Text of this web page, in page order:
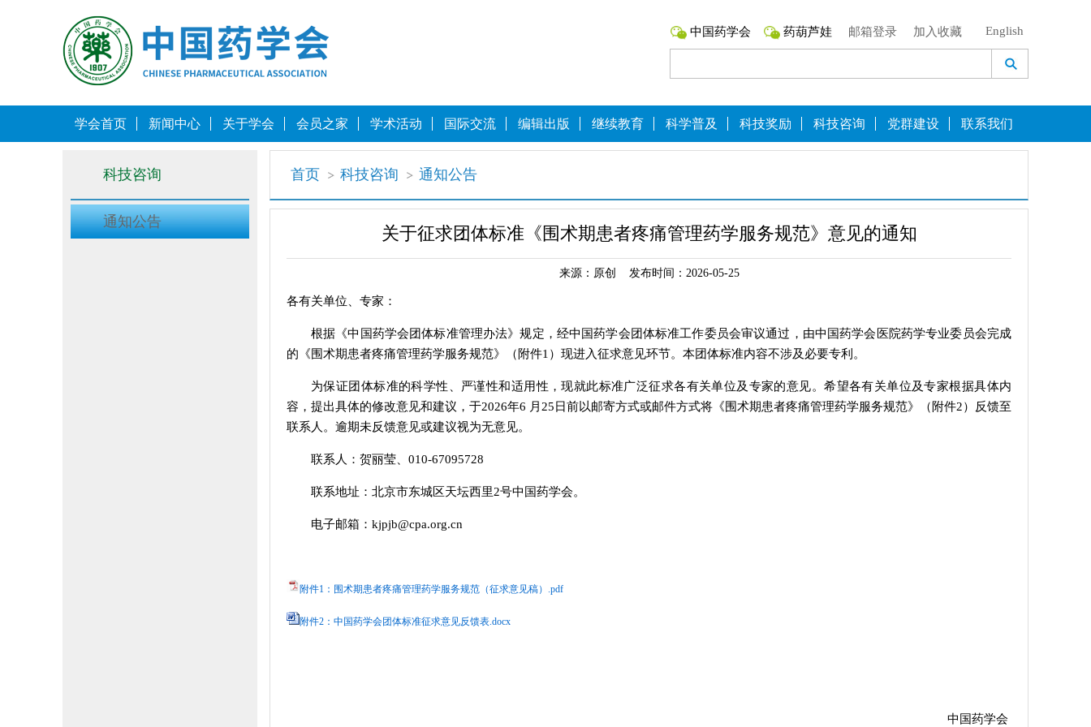
中国药学会 药葫芦娃 邮箱登录 加入收藏 English
学会首页 新闻中心 关于学会 会员之家 学术活动 国际交流 编辑出版 继续教育 科学普及 科技奖励 科技咨询 党群建设 联系我们
科技咨询
通知公告
首页 科技咨询 通知公告
关于征求团体标准《围术期患者疼痛管理药学服务规范》意见的通知
来源：原创 发布时间：2026-05-25
各有关单位、专家：
根据《中国药学会团体标准管理办法》规定，经中国药学会团体标准工作委员会审议通过，由中国药学会医院药学专业委员会完成
的《围术期患者疼痛管理药学服务规范》（附件1）现进入征求意见环节。本团体标准内容不涉及必要专利。
为保证团体标准的科学性、严谨性和适用性，现就此标准广泛征求各有关单位及专家的意见。希望各有关单位及专家根据具体内
容，提出具体的修改意见和建议，于2026年6 月25日前以邮寄方式或邮件方式将《围术期患者疼痛管理药学服务规范》（附件2）反馈至
联系人。逾期未反馈意见或建议视为无意见。
联系人：贺丽莹、010-67095728
联系地址：北京市东城区天坛西里2号中国药学会。
电子邮箱：kjpjb@cpa.org.cn
附件1：围术期患者疼痛管理药学服务规范（征求意见稿）.pdf
附件2：中国药学会团体标准征求意见反馈表.docx
中国药学会